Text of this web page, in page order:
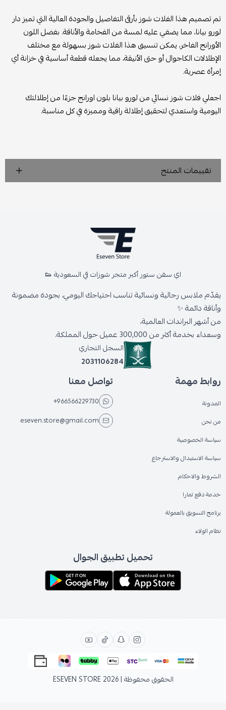
تم تصميم هذا الفلات شوز بأرقى التفاصيل والجودة العالية التي تميز دار
لورو بيانا، مما يضفي عليه لمسة من الفخامة والأناقة. بفضل اللون
الأورانج الفاخر، يمكن تنسيق هذا الفلات شوز بسهولة مع مختلف
الإطلالات الكاجوال أو حتى الأنيقة، مما يجعله قطعة أساسية في خزانة أي
إمرأة عصرية.
اجعلي فلات شوز نسائي من لورو بيانا بلون اورانج جزءًا من إطلالتك
اليومية واستعدي لتحقيق إطلالة راقية ومميزة في كل مناسبة.
تقييمات المنتج
اي سفن ستور أكبر متجر شوزات في السعودية 👟
يقدّم ملابس رجالية ونسائية تناسب احتياجك اليومي، بجودة مضمونة
وأناقة دائمة ✨
من أشهر البراندات العالمية،
وسعداء بخدمة أكثر من 300,000 عميل حول المملكة.
السجل التجاري
2031106284
روابط مهمة
المدونة
من نحن
سياسة الخصوصية
سياسة الاستبدال والاسترجاع
الشروط والاحكام
خدمة دفع تمارا
برنامج التسويق بالعمولة
نظام الولاء
تواصل معنا
+966566229730
eseven.store@gmail.com
تحميل تطبيق الجوال
الحقوق محفوظة | 2026 ESEVEN STORE